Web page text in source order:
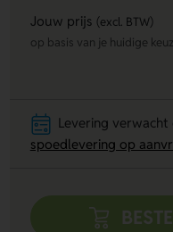
Jouw prijs (excl. BTW)
op basis van je huidige
Levering verwacht
spoedlevering op